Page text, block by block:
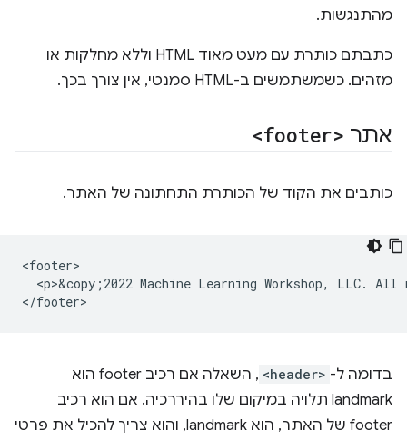
מהתנגשות.
כתבתם כותרת עם מעט מאוד HTML וללא מחלקות או
מזהים. כשמשתמשים ב-HTML סמנטי, אין צורך בכך.
אתר <footer>
כותבים את הקוד של הכותרת התחתונה של האתר.
<footer>
<p>&copy;2022 Machine Learning Workshop, LLC. All
בדומה ל- <header>
, השאלה אם רכיב footer הוא
landmark תלויה במיקום שלו בהיררכיה. אם הוא רכיב
footer של האתר, הוא landmark, והוא צריך להכיל את פרטי